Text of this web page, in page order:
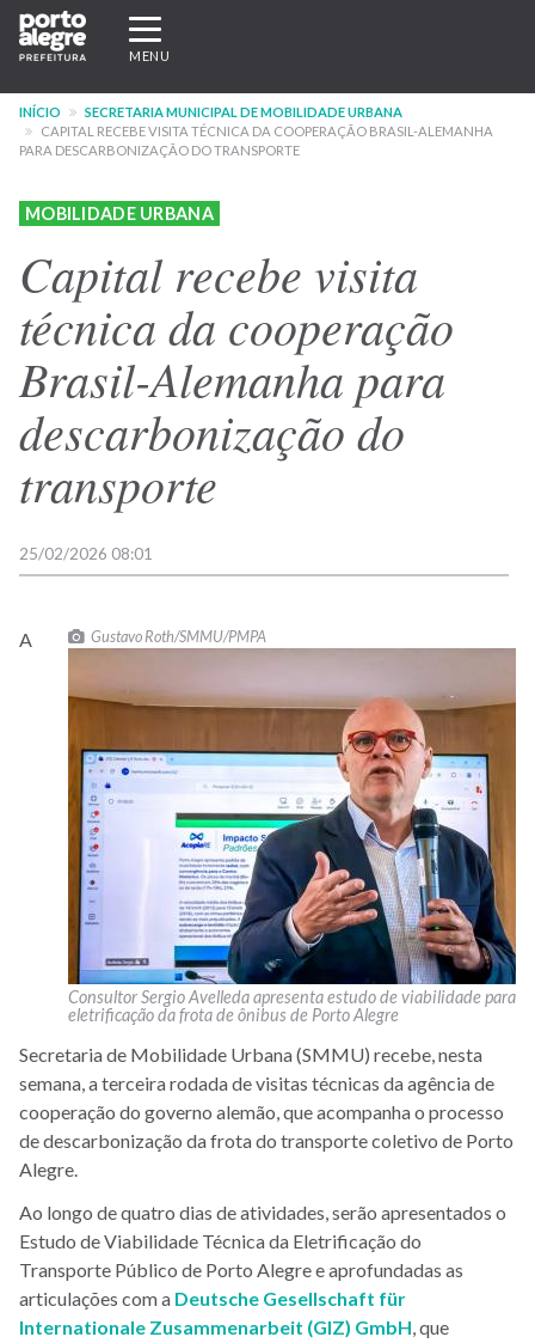
Pular
para
conteúdo
principal
Expandir/recolher
navegação
MENU
INÍCIO
SECRETARIA MUNICIPAL DE MOBILIDADE URBANA
CAPITAL RECEBE VISITA TÉCNICA DA COOPERAÇÃO BRASIL-ALEMANHA
PARA DESCARBONIZAÇÃO DO TRANSPORTE
MOBILIDADE URBANA
Capital recebe visita
técnica da cooperação
Brasil-Alemanha para
descarbonização do
transporte
25/02/2026 08:01
Gustavo Roth/SMMU/PMPA
Consultor Sergio Avelleda apresenta estudo de viabilidade para
eletrificação da frota de ônibus de Porto Alegre
A
Secretaria de Mobilidade Urbana (SMMU) recebe, nesta
semana, a terceira rodada de visitas técnicas da agência de
cooperação do governo alemão, que acompanha o processo
de descarbonização da frota do transporte coletivo de Porto
Alegre.
Ao longo de quatro dias de atividades, serão apresentados o
Estudo de Viabilidade Técnica da Eletrificação do
Transporte Público de Porto Alegre e aprofundadas as
articulações com a Deutsche Gesellschaft für
Internationale Zusammenarbeit (GIZ) GmbH, que